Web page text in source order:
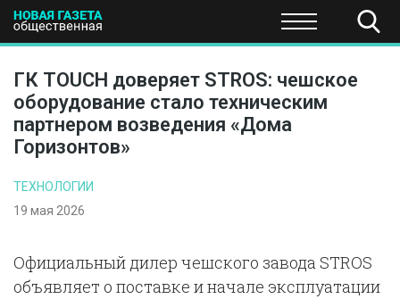
ПОЛИТИКА ЭКОНОМИКА НАУКА И
ГК TOUCH доверяет STROS: чешское
оборудование стало техническим
партнером возведения «Дома
Горизонтов»
ТЕХНОЛОГИИ
19 мая 2026
Официальный дилер чешского завода STROS
объявляет о поставке и начале эксплуатации